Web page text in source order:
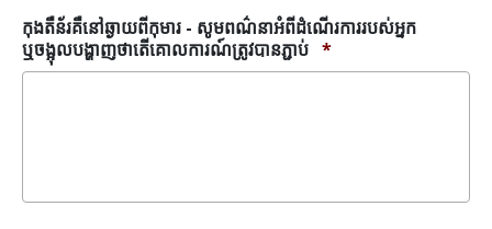
កុងតឺន័រគឺនៅឆ្ងាយពីកុមារ - សូមពណ៌នាអំពីដំណើរការរបស់អ្នក
ឬចង្អុលបង្ហាញថាតើគោលការណ៍ត្រូវបានភ្ជាប់ *